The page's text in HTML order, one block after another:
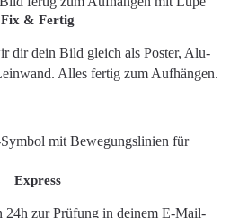
Fix & Fertig
dir dein Bild gleich als Poster, Alu-
Alles fertig zum Aufhängen.
Express
24h zur Prüfung in deinem E-Mail-